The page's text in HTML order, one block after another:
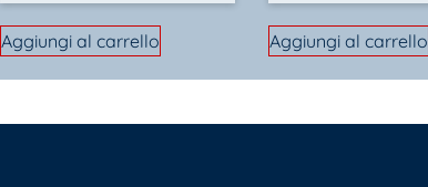
Aggiungi al carrello Aggiungi al carrello